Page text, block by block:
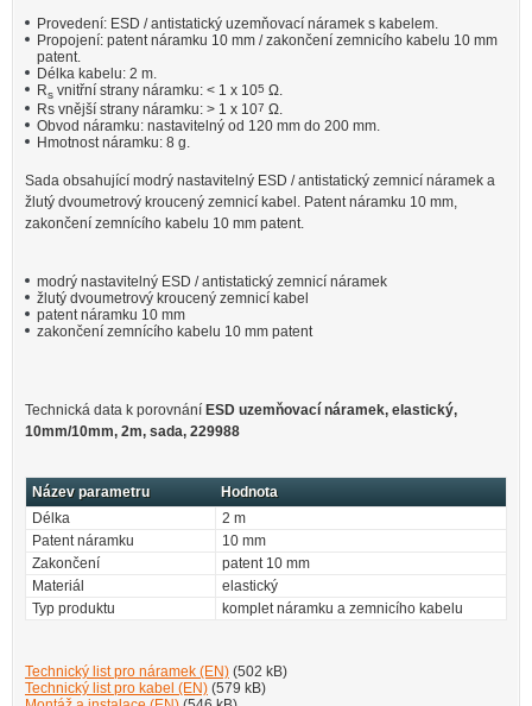
Provedení: ESD / antistatický uzemňovací náramek s kabelem.
Propojení: patent náramku 10 mm / zakončení zemnicího kabelu 10 mm
patent.
Délka kabelu: 2 m.
Rs vnitřní strany náramku: < 1 x 105 Ω.
Rs vnější strany náramku: > 1 x 107 Ω.
Obvod náramku: nastavitelný od 120 mm do 200 mm.
Hmotnost náramku: 8 g.
Sada obsahující modrý nastavitelný ESD / antistatický zemnicí náramek a
žlutý dvoumetrový kroucený zemnicí kabel. Patent náramku 10 mm,
zakončení zemnícího kabelu 10 mm patent.
modrý nastavitelný ESD / antistatický zemnicí náramek
žlutý dvoumetrový kroucený zemnicí kabel
patent náramku 10 mm
zakončení zemnícího kabelu 10 mm patent
Technická data k porovnání ESD uzemňovací náramek, elastický,
10mm/10mm, 2m, sada, 229988
Název parametru
Hodnota
Délka
2 m
Patent náramku
10 mm
Zakončení
patent 10 mm
Materiál
elastický
Typ produktu
komplet náramku a zemnicího kabelu
Technický list pro náramek (EN) (502 kB)
Technický list pro kabel (EN) (579 kB)